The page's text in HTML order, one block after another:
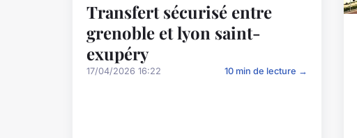
Transfert sécurisé entre
grenoble et lyon saint-
exupéry
17/04/2026 16:22 10 min de lecture →